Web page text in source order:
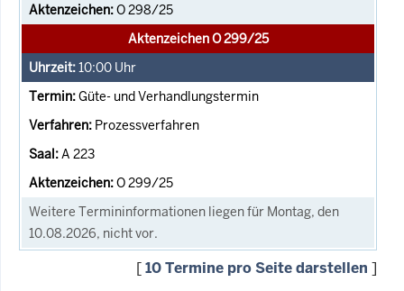
O 298/25
Aktenzeichen O 299/25
10:00 Uhr
Güte- und Verhandlungstermin
Prozessverfahren
A 223
O 299/25
Weitere Termininformationen liegen für Montag, den
10.08.2026, nicht vor.
[10 Termine pro Seite darstellen ]